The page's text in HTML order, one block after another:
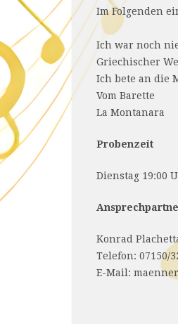
Im Folgenden
Ich war noch
Griechischer
Ich bete an die
Vom Barette
La Montanara
Probenzeit
Dienstag 19:00
Konrad
Telefon: 07150/
E-Mail: